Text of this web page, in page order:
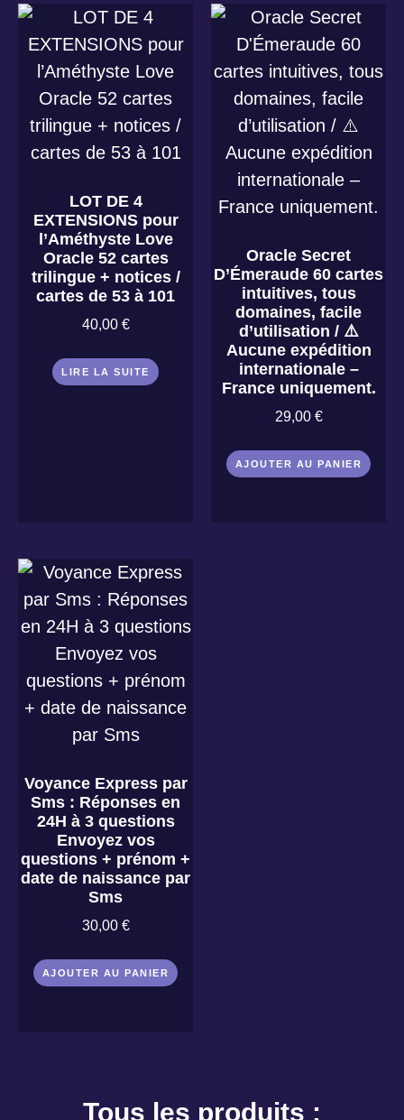
LOT DE 4
EXTENSIONS pour
l’Améthyste Love
Oracle 52 cartes
trilingue + notices /
cartes de 53 à 101
40,00 €
LIRE LA SUITE
Oracle Secret
D’Émeraude 60 cartes
intuitives, tous
domaines, facile
d’utilisation / ⚠️
Aucune expédition
internationale –
France uniquement.
29,00 €
AJOUTER AU PANIER
Voyance Express par
Sms : Réponses en
24H à 3 questions
Envoyez vos
questions + prénom +
date de naissance par
Sms
30,00 €
AJOUTER AU PANIER
Tous les produits :